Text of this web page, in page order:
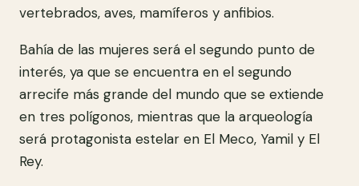
vertebrados, aves, mamíferos y anfibios.
Bahía de las mujeres será el segundo punto de
interés, ya que se encuentra en el segundo
arrecife más grande del mundo que se extiende
en tres polígonos, mientras que la arqueología
será protagonista estelar en El Meco, Yamil y El
Rey.